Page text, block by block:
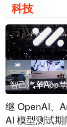
科技
继 OpenAI、
AI 模型测试期